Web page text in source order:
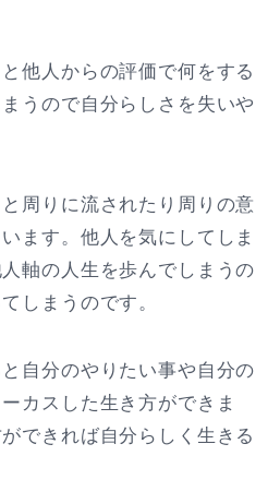
他人からの評価で何をする
うので自分らしさを失いや
周りに流されたり周りの意
ます。他人を気にしてしま
軸の人生を歩んでしまうの
しまうのです。
自分のやりたい事や自分の
カスした生き方ができま
できれば自分らしく生きる